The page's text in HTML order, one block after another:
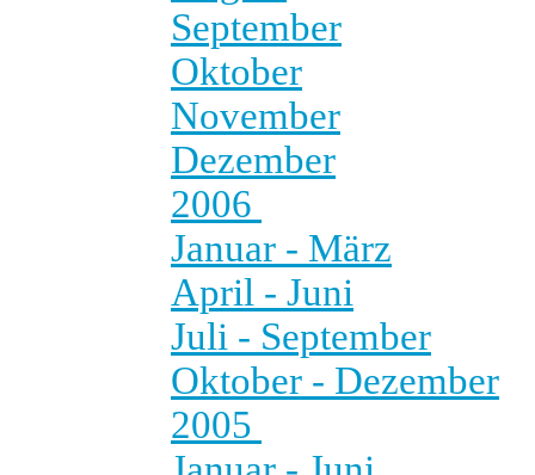
September
Oktober
November
Dezember
2006
Januar - März
April - Juni
Juli - September
Oktober - Dezember
2005